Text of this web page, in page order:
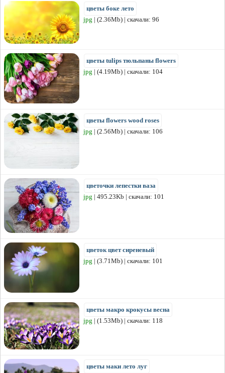
цветы боке лето
jpg | (2.36Mb) | скачали: 96
цветы tulips тюльпаны flowers
jpg | (4.19Mb) | скачали: 104
цветы flowers wood roses
jpg | (2.56Mb) | скачали: 106
цветочки лепестки ваза
jpg | 495.23Kb | скачали: 101
цветок цвет сиреневый
jpg | (3.71Mb) | скачали: 101
цветы макро крокусы весна
jpg | (1.53Mb) | скачали: 118
цветы маки лето луг